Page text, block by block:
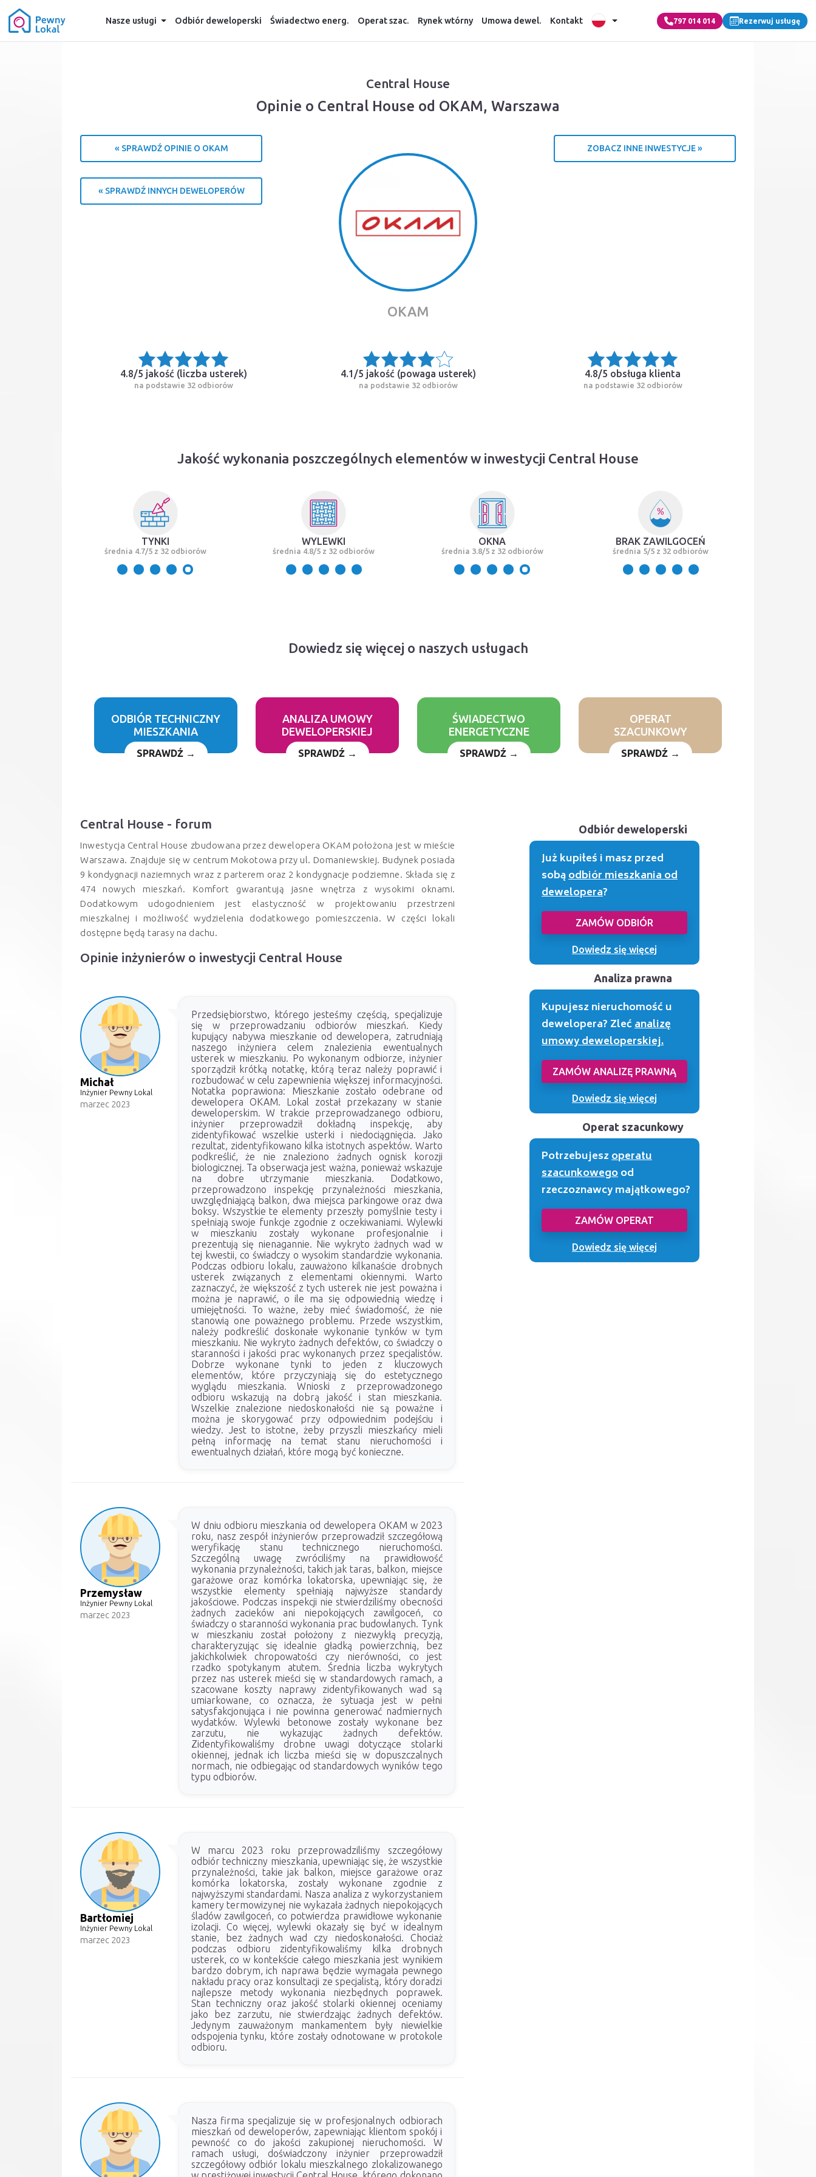
Nasze usługi Odbiór deweloperski Świadectwo energ. Operat szac. Rynek wtórny Umowa dewel. Kontakt 797 014 014 Rezerwuj usługę
Central House
Opinie o Central House od OKAM, Warszawa
« SPRAWDŹ OPINIE O OKAM
« SPRAWDŹ INNYCH DEWELOPERÓW
ZOBACZ INNE INWESTYCJE »
OKAM
4.8/5 jakość (liczba usterek)
na podstawie 32 odbiorów
4.1/5 jakość (powaga usterek)
na podstawie 32 odbiorów
4.8/5 obsługa klienta
na podstawie 32 odbiorów
Jakość wykonania poszczególnych elementów w inwestycji Central House
TYNKI
średnia 4.7/5 z 32 odbiorów
WYLEWKI
średnia 4.8/5 z 32 odbiorów
OKNA
średnia 3.8/5 z 32 odbiorów
BRAK ZAWILGOCEŃ
średnia 5/5 z 32 odbiorów
Dowiedz się więcej o naszych usługach
ODBIÓR TECHNICZNY
MIESZKANIA
SPRAWDŹ →
ANALIZA UMOWY
DEWELOPERSKIEJ
SPRAWDŹ →
ŚWIADECTWO
ENERGETYCZNE
SPRAWDŹ →
OPERAT
SZACUNKOWY
SPRAWDŹ →
Central House - forum
Inwestycja Central House zbudowana przez dewelopera OKAM położona jest w mieście
Warszawa. Znajduje się w centrum Mokotowa przy ul. Domaniewskiej. Budynek posiada
9 kondygnacji naziemnych wraz z parterem oraz 2 kondygnacje podziemne. Składa się z
474 nowych mieszkań. Komfort gwarantują jasne wnętrza z wysokimi oknami.
Dodatkowym udogodnieniem jest elastyczność w projektowaniu przestrzeni
mieszkalnej i możliwość wydzielenia dodatkowego pomieszczenia. W części lokali
dostępne będą tarasy na dachu.
Opinie inżynierów o inwestycji Central House
Michał
Inżynier Pewny Lokal
marzec 2023
Przedsiębiorstwo, którego jesteśmy częścią, specjalizuje
się w przeprowadzaniu odbiorów mieszkań. Kiedy
kupujący nabywa mieszkanie od dewelopera, zatrudniają
naszego inżyniera celem znalezienia ewentualnych
usterek w mieszkaniu. Po wykonanym odbiorze, inżynier
sporządził krótką notatkę, którą teraz należy poprawić i
rozbudować w celu zapewnienia większej informacyjności.
Notatka poprawiona: Mieszkanie zostało odebrane od
dewelopera OKAM. Lokal został przekazany w stanie
deweloperskim. W trakcie przeprowadzanego odbioru,
inżynier przeprowadził dokładną inspekcję, aby
zidentyfikować wszelkie usterki i niedociągnięcia. Jako
rezultat, zidentyfikowano kilka istotnych aspektów. Warto
podkreślić, że nie znaleziono żadnych ognisk korozji
biologicznej. Ta obserwacja jest ważna, ponieważ wskazuje
na dobre utrzymanie mieszkania. Dodatkowo,
przeprowadzono inspekcję przynależności mieszkania,
uwzględniającą balkon, dwa miejsca parkingowe oraz dwa
boksy. Wszystkie te elementy przeszły pomyślnie testy i
spełniają swoje funkcje zgodnie z oczekiwaniami. Wylewki
w mieszkaniu zostały wykonane profesjonalnie i
prezentują się nienagannie. Nie wykryto żadnych wad w
tej kwestii, co świadczy o wysokim standardzie wykonania.
Podczas odbioru lokalu, zauważono kilkanaście drobnych
usterek związanych z elementami okiennymi. Warto
zaznaczyć, że większość z tych usterek nie jest poważna i
można je naprawić, o ile ma się odpowiednią wiedzę i
umiejętności. To ważne, żeby mieć świadomość, że nie
stanowią one poważnego problemu. Przede wszystkim,
należy podkreślić doskonałe wykonanie tynków w tym
mieszkaniu. Nie wykryto żadnych defektów, co świadczy o
staranności i jakości prac wykonanych przez specjalistów.
Dobrze wykonane tynki to jeden z kluczowych
elementów, które przyczyniają się do estetycznego
wyglądu mieszkania. Wnioski z przeprowadzonego
odbioru wskazują na dobrą jakość i stan mieszkania.
Wszelkie znalezione niedoskonałości nie są poważne i
można je skorygować przy odpowiednim podejściu i
wiedzy. Jest to istotne, żeby przyszli mieszkańcy mieli
pełną informację na temat stanu nieruchomości i
ewentualnych działań, które mogą być konieczne.
Przemysław
Inżynier Pewny Lokal
marzec 2023
W dniu odbioru mieszkania od dewelopera OKAM w 2023
roku, nasz zespół inżynierów przeprowadził szczegółową
weryfikację stanu technicznego nieruchomości.
Szczególną uwagę zwróciliśmy na prawidłowość
wykonania przynależności, takich jak taras, balkon, miejsce
garażowe oraz komórka lokatorska, upewniając się, że
wszystkie elementy spełniają najwyższe standardy
jakościowe. Podczas inspekcji nie stwierdziliśmy obecności
żadnych zacieków ani niepokojących zawilgoceń, co
świadczy o staranności wykonania prac budowlanych. Tynk
w mieszkaniu został położony z niezwykłą precyzją,
charakteryzując się idealnie gładką powierzchnią, bez
jakichkolwiek chropowatości czy nierówności, co jest
rzadko spotykanym atutem. Średnia liczba wykrytych
przez nas usterek mieści się w standardowych ramach, a
szacowane koszty naprawy zidentyfikowanych wad są
umiarkowane, co oznacza, że sytuacja jest w pełni
satysfakcjonująca i nie powinna generować nadmiernych
wydatków. Wylewki betonowe zostały wykonane bez
zarzutu, nie wykazując żadnych defektów.
Zidentyfikowaliśmy drobne uwagi dotyczące stolarki
okiennej, jednak ich liczba mieści się w dopuszczalnych
normach, nie odbiegając od standardowych wyników tego
typu odbiorów.
Bartłomiej
Inżynier Pewny Lokal
marzec 2023
W marcu 2023 roku przeprowadziliśmy szczegółowy
odbiór techniczny mieszkania, upewniając się, że wszystkie
przynależności, takie jak balkon, miejsce garażowe oraz
komórka lokatorska, zostały wykonane zgodnie z
najwyższymi standardami. Nasza analiza z wykorzystaniem
kamery termowizynej nie wykazała żadnych niepokojących
śladów zawilgoceń, co potwierdza prawidłowe wykonanie
izolacji. Co więcej, wylewki okazały się być w idealnym
stanie, bez żadnych wad czy niedoskonałości. Chociaż
podczas odbioru zidentyfikowaliśmy kilka drobnych
usterek, co w kontekście całego mieszkania jest wynikiem
bardzo dobrym, ich naprawa będzie wymagała pewnego
nakładu pracy oraz konsultacji ze specjalistą, który doradzi
najlepsze metody wykonania niezbędnych poprawek.
Stan techniczny oraz jakość stolarki okiennej oceniamy
jako bez zarzutu, nie stwierdzając żadnych defektów.
Jedynym zauważonym mankamentem były niewielkie
odspojenia tynku, które zostały odnotowane w protokole
odbioru.
Nasza firma specjalizuje się w profesjonalnych odbiorach
mieszkań od deweloperów, zapewniając klientom spokój i
pewność co do jakości zakupionej nieruchomości. W
ramach usługi, doświadczony inżynier przeprowadził
szczegółowy odbiór lokalu mieszkalnego zlokalizowanego
Odbiór deweloperski
Już kupiłeś i masz przed
sobąodbiór mieszkania od
dewelopera?
ZAMÓW ODBIÓR
Dowiedz się więcej
Analiza prawna
Kupujesz nieruchomość u
dewelopera? Zlećanalizę
umowy deweloperskiej.
ZAMÓW ANALIZĘ PRAWNĄ
Dowiedz się więcej
Operat szacunkowy
Potrzebujeszoperatu
szacunkowegood
rzeczoznawcy majątkowego?
ZAMÓW OPERAT
Dowiedz się więcej